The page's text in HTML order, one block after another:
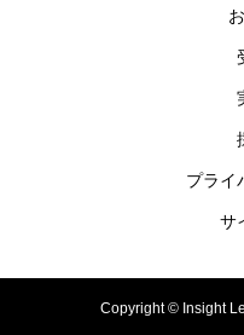
プライ
サ
Copyright © Insight